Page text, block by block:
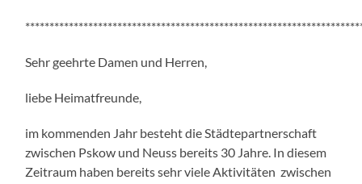
Sehr geehrte Damen und Herren,
liebe Heimatfreunde,
im kommenden Jahr besteht die Städtepartnerschaft
zwischen Pskow und Neuss bereits 30 Jahre. In diesem
Zeitraum haben bereits sehr viele Aktivitäten zwischen